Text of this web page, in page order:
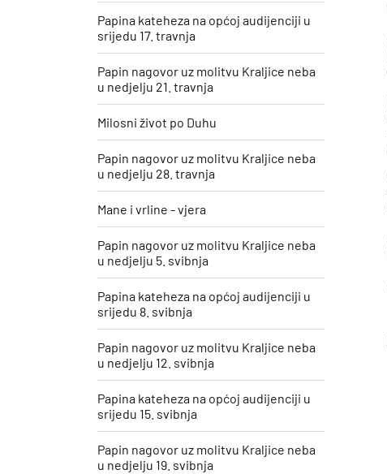
Papina kateheza na općoj audijenciji u
srijedu 17. travnja
Papin nagovor uz molitvu Kraljice neba
u nedjelju 21. travnja
Milosni život po Duhu
Papin nagovor uz molitvu Kraljice neba
u nedjelju 28. travnja
Mane i vrline - vjera
Papin nagovor uz molitvu Kraljice neba
u nedjelju 5. svibnja
Papina kateheza na općoj audijenciji u
srijedu 8. svibnja
Papin nagovor uz molitvu Kraljice neba
u nedjelju 12. svibnja
Papina kateheza na općoj audijenciji u
srijedu 15. svibnja
Papin nagovor uz molitvu Kraljice neba
u nedjelju 19. svibnja